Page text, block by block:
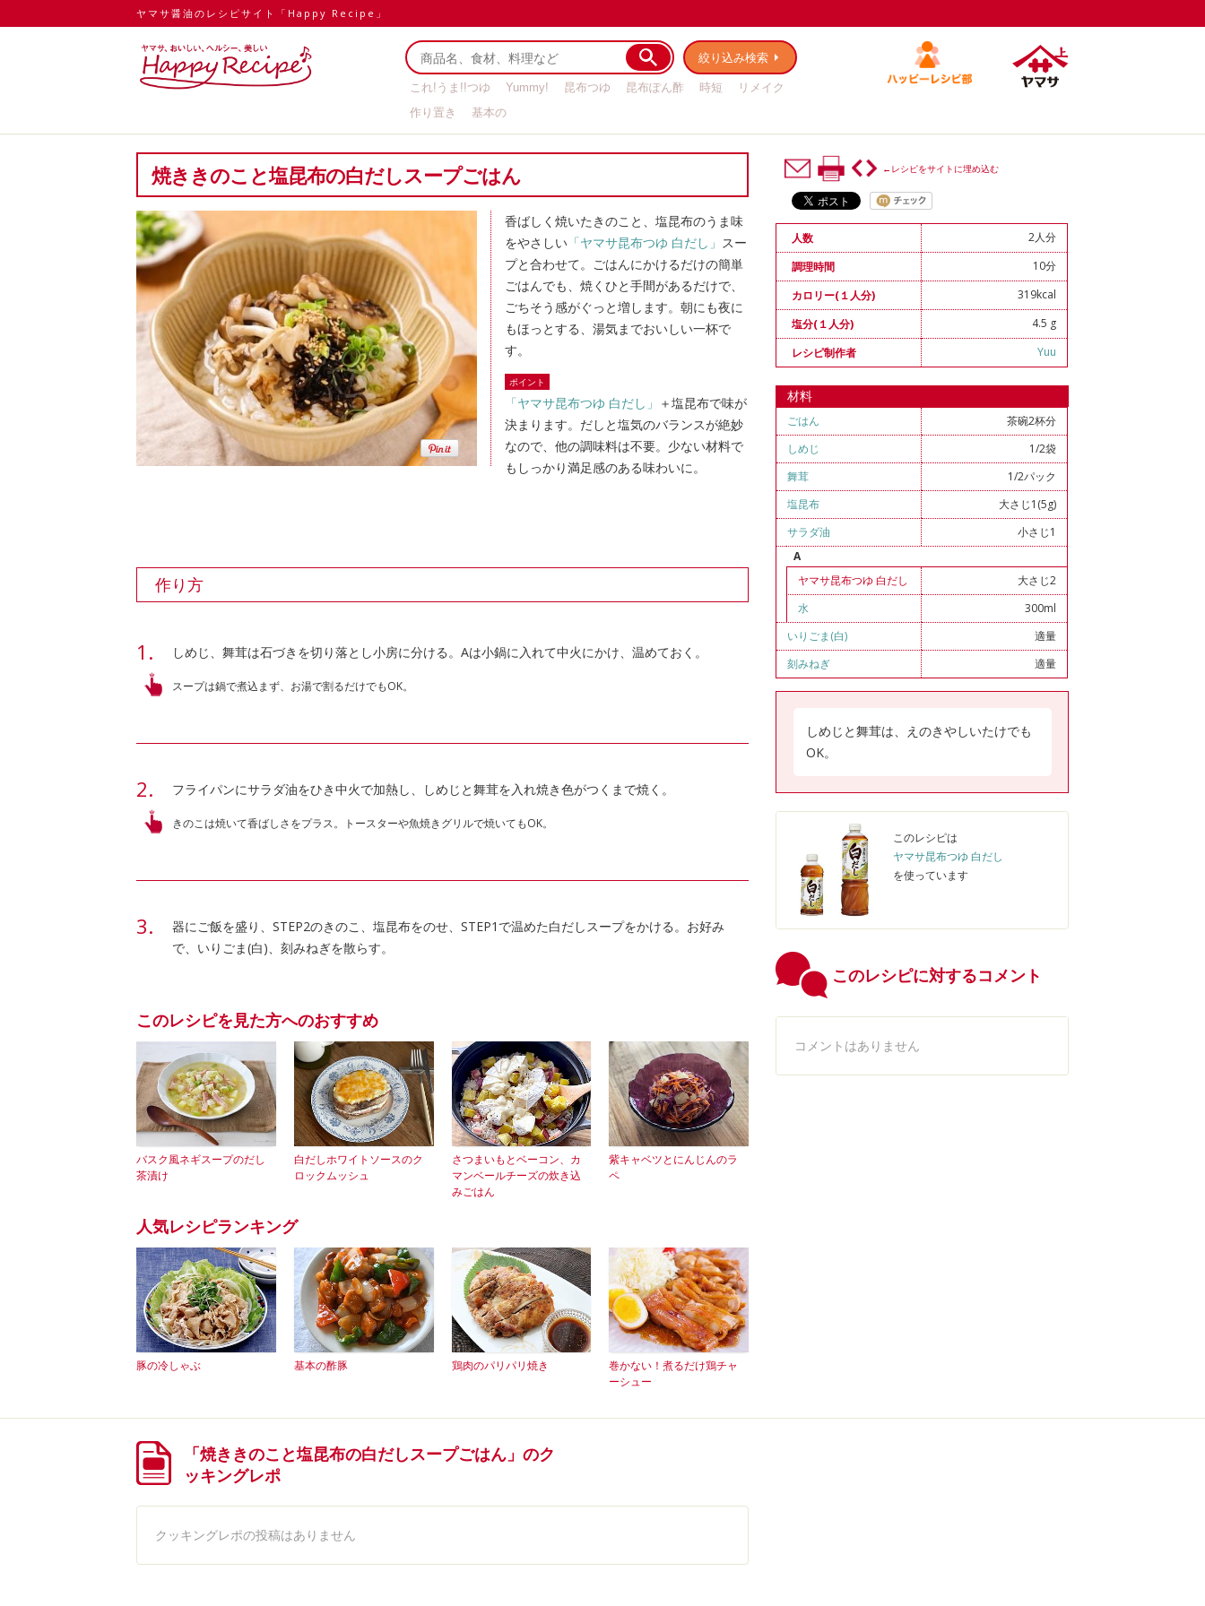
ヤマサ醤油のレシピサイト「Happy Recipe」
絞り込み検索
これ!うま!!つゆ Yummy! 昆布つゆ 昆布ぽん酢 時短
リメイク
作り置き
基本の
焼ききのこと塩昆布の白だしスープごはん
香ばしく焼いたきのこと、塩昆布のうま味
をやさしい 「ヤマサ昆布つゆ 白だし」 スー
プと合わせて。ごはんにかけるだけの簡単
ごはんでも、焼くひと手間があるだけで、
ごちそう感がぐっと増します。朝にも夜に
もほっとする、湯気までおいしい一杯で
す。
ポイント
「ヤマサ昆布つゆ 白だし」 ＋塩昆布で味が
決まります。だしと塩気のバランスが絶妙
なので、他の調味料は不要。少ない材料で
もしっかり満足感のある味わいに。
作り方
しめじ、舞茸は石づきを切り落とし小房に分ける。Aは小鍋に入れて中火にかけ、温めておく。
スープは鍋で煮込まず、お湯で割るだけでもOK。
フライパンにサラダ油をひき中火で加熱し、しめじと舞茸を入れ焼き色がつくまで焼く。
きのこは焼いて香ばしさをプラス。トースターや魚焼きグリルで焼いてもOK。
器にご飯を盛り、STEP2のきのこ、塩昆布をのせ、STEP1で温めた白だしスープをかける。お好み
で、いりごま(白)、刻みねぎを散らす。
このレシピを見た方へのおすすめ
バスク風ネギスープのだし
茶漬け
白だしホワイトソースのク
ロックムッシュ
さつまいもとベーコン、カ
マンベールチーズの炊き込
みごはん
紫キャベツとにんじんのラ
ペ
人気レシピランキング
豚の冷しゃぶ 基本の酢豚 鶏肉のパリパリ焼き
巻かない！煮るだけ鶏チャ
ーシュー
←レシピをサイトに埋め込む
人数
2人分
調理時間
10分
カロリー(１人分)
319kcal
塩分(１人分)
4.5 g
レシピ制作者
Yuu
材料
ごはん
茶碗2杯分
しめじ
1/2袋
舞茸
1/2パック
塩昆布
大さじ1(5g)
サラダ油
小さじ1
A
ヤマサ昆布つゆ 白だし
大さじ2
水
300ml
いりごま(白)
適量
刻みねぎ
適量
しめじと舞茸は、えのきやしいたけでも
OK。
このレシピは
ヤマサ昆布つゆ 白だし
を使っています
このレシピに対するコメント
コメントはありません
「焼ききのこと塩昆布の白だしスープごはん」のク
ッキングレポ
クッキングレポの投稿はありません